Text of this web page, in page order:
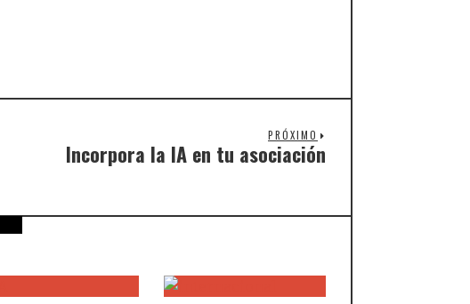
PRÓXIMO
Incorpora la IA en tu asociación